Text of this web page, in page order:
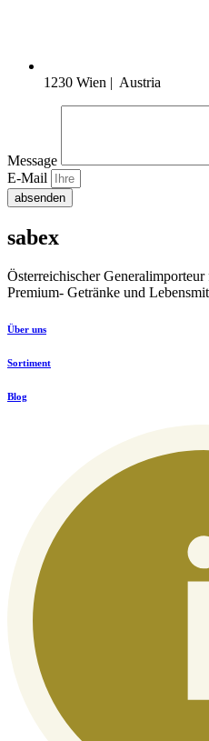
1230 Wien | Austria
Message
E-Mail
absenden
sabex
Österreichischer
Premium- Getränke und
Über uns
Sortiment
Blog